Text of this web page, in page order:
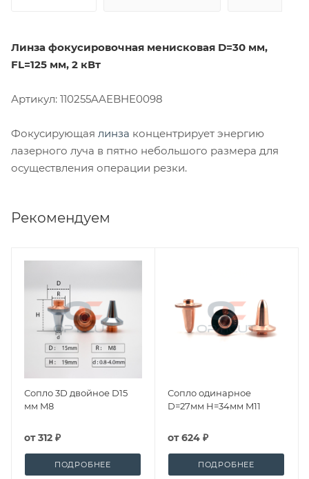
Линза фокусировочная менисковая D=30 мм,
FL=125 мм, 2 кВт
Артикул: 110255AAEBHE0098
Фокусирующая линза концентрирует энергию
лазерного луча в пятно небольшого размера для
осуществления операции резки.
Рекомендуем
Сопло 3D двойное D15
мм M8
от312 ₽
ПОДРОБНЕЕ
Сопло одинарное
D=27мм H=34мм M11
от624 ₽
ПОДРОБНЕЕ